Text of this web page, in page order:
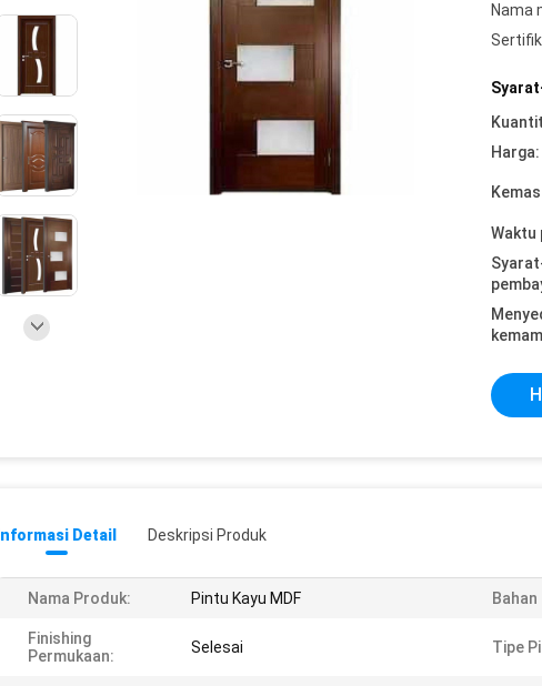
Nama
Harga:
Waktu
Informasi Detail Deskripsi Produk
Nama Produk: Pintu Kayu MDF
Finishing
Permukaan:
Selesai Tipe